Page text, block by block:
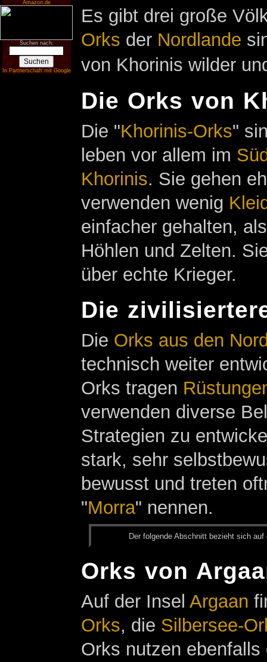
Amazon.de
Suchen nach:
In Partnerschaft mit Google
Es gibt drei große
Orks der Nordlande
von Khorinis wilder
Die Orks von
Die "Khorinis-Orks"
leben vor allem im
Khorinis. Sie gehen
verwenden wenig
einfacher gehalten,
Höhlen und Zelten.
über echte Krieger.
Die
Die Orks aus den
technisch weiter
Orks tragen
verwenden diverse
Strategien zu
stark, sehr
bewusst und treten
"Morra" nennen.
Der fol­gen­de Ab­schnitt be­zieht sich
Orks von
Auf der Insel Argaan
Orks, die Silbersee-
Orks nutzen